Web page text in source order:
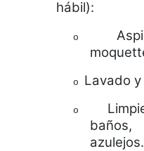
hábil):
o
o Lavado
o
baños,
azulejos.